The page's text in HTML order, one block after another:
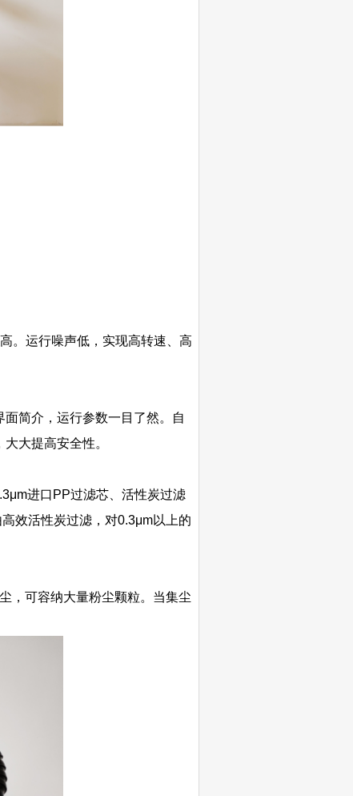
。运行噪声低，实现高转速、高
简介，运行参数一目了然。自
大提高安全性。
进口PP过滤芯、活性炭过滤
效活性炭过滤，对0.3μm以上的
，可容纳大量粉尘颗粒。当集尘